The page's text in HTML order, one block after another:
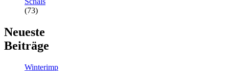
(73)
Neueste
Beiträge
Winterimp